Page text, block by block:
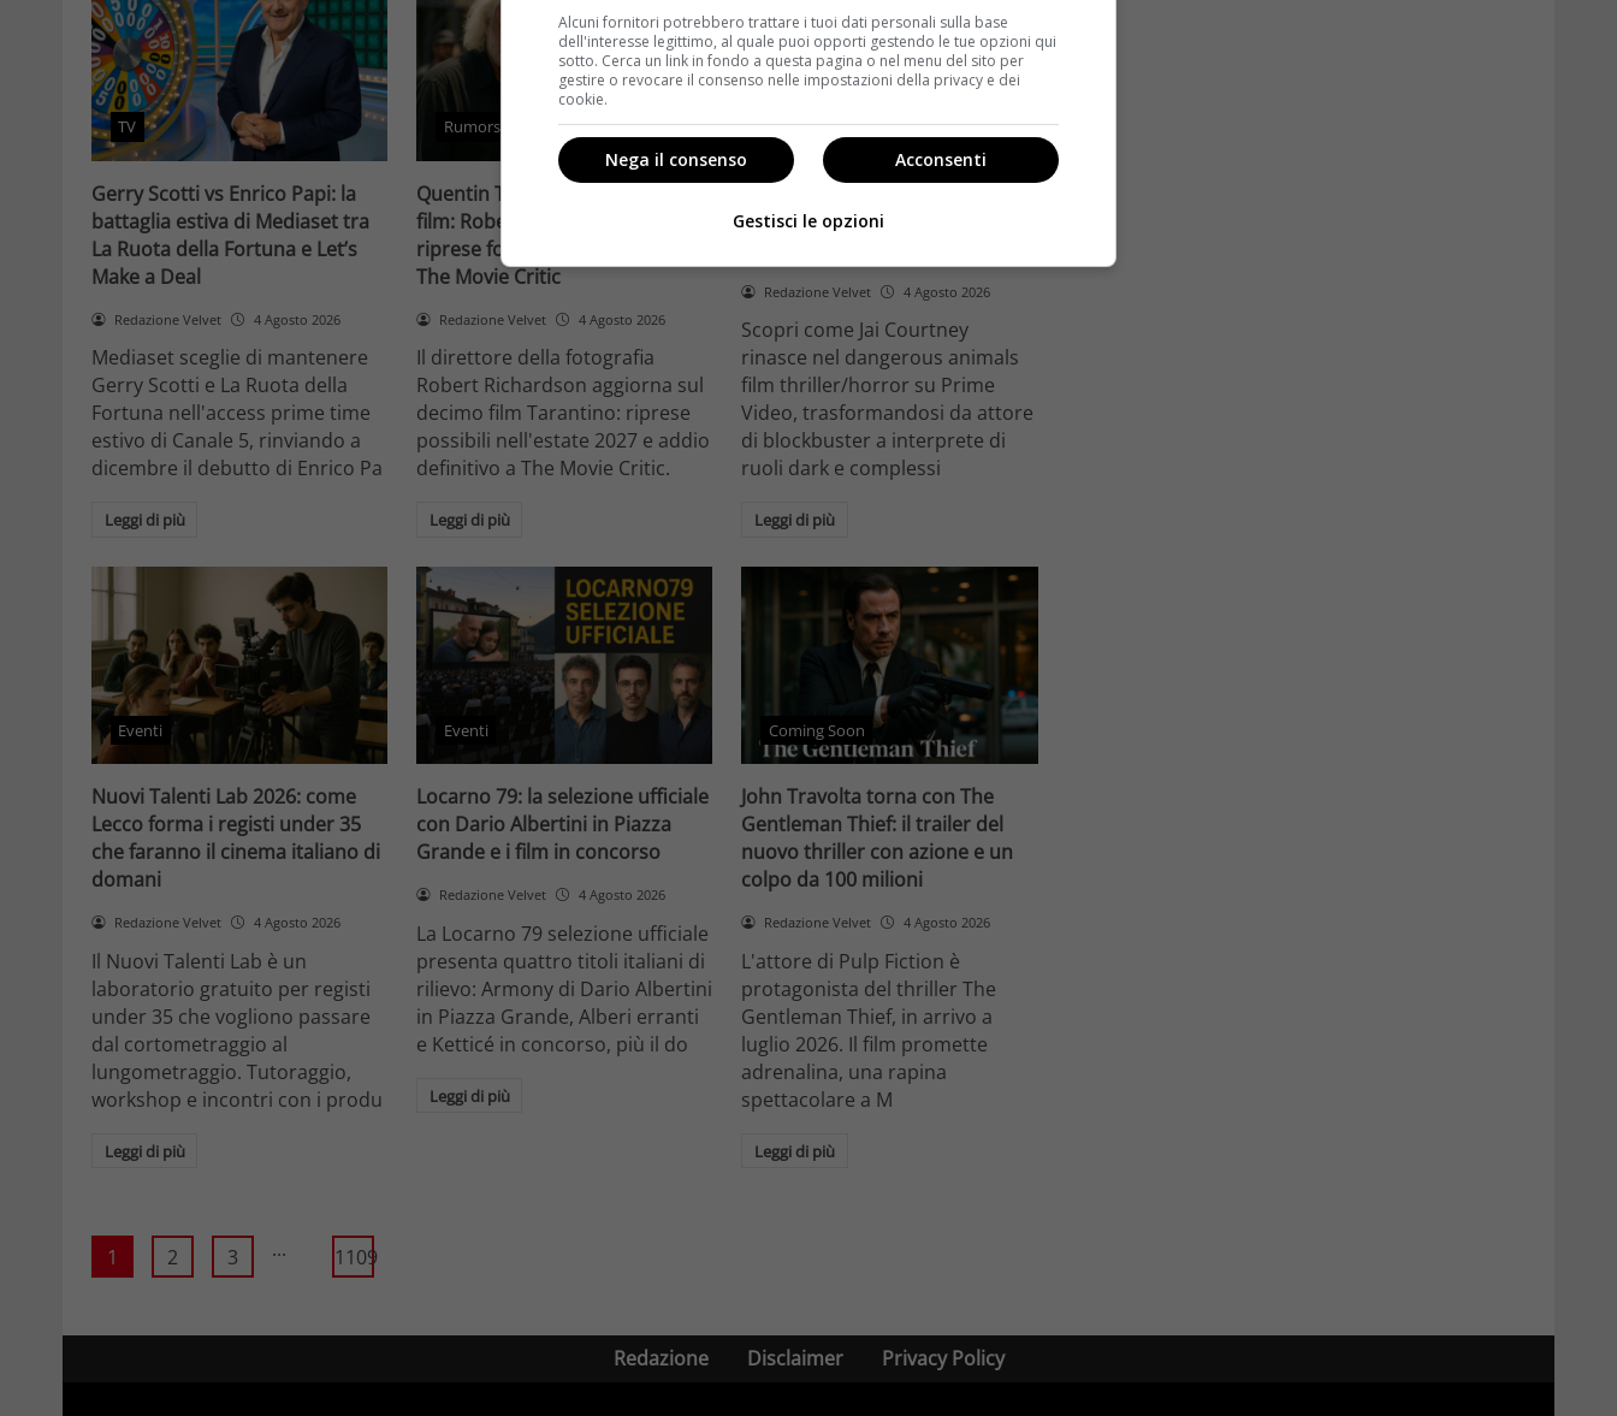
TV
Gerry Scotti vs Enrico Papi: la
battaglia estiva di Mediaset tra
La Ruota della Fortuna e Let’s
Make a Deal
Redazione Velvet 4 Agosto 2026
Mediaset sceglie di mantenere
Gerry Scotti e La Ruota della
Fortuna nell'access prime time
estivo di Canale 5, rinviando a
dicembre il debutto di Enrico Pa
Leggi di più
Rumors
Quentin Tarantino e il decimo
film: Robert Richardson rivela
riprese forse nel 2027 e l’addio a
The Movie Critic
Redazione Velvet 4 Agosto 2026
Il direttore della fotografia
Robert Richardson aggiorna sul
decimo film Tarantino: riprese
possibili nell'estate 2027 e addio
definitivo a The Movie Critic.
Leggi di più
Anteprime
Dangerous Animals su Prime
Redazione Velvet 4 Agosto 2026
Scopri come Jai Courtney
rinasce nel dangerous animals
film thriller/horror su Prime
Video, trasformandosi da attore
di blockbuster a interprete di
ruoli dark e complessi
Leggi di più
Eventi
Nuovi Talenti Lab 2026: come
Lecco forma i registi under 35
che faranno il cinema italiano di
domani
Redazione Velvet 4 Agosto 2026
Il Nuovi Talenti Lab è un
laboratorio gratuito per registi
under 35 che vogliono passare
dal cortometraggio al
lungometraggio. Tutoraggio,
workshop e incontri con i produ
Leggi di più
Eventi
Locarno 79: la selezione ufficiale
con Dario Albertini in Piazza
Grande e i film in concorso
Redazione Velvet 4 Agosto 2026
La Locarno 79 selezione ufficiale
presenta quattro titoli italiani di
rilievo: Armony di Dario Albertini
in Piazza Grande, Alberi erranti
e Ketticé in concorso, più il do
Leggi di più
Coming Soon
John Travolta torna con The
Gentleman Thief: il trailer del
nuovo thriller con azione e un
colpo da 100 milioni
Redazione Velvet 4 Agosto 2026
L'attore di Pulp Fiction è
protagonista del thriller The
Gentleman Thief, in arrivo a
luglio 2026. Il film promette
adrenalina, una rapina
spettacolare a M
Leggi di più
1 2 3 ... 1109
Redazione Disclaimer Privacy Policy
Alcuni fornitori potrebbero trattare i tuoi dati personali sulla base
dell'interesse legittimo, al quale puoi opporti gestendo le tue opzioni qui
sotto. Cerca un link in fondo a questa pagina o nel menu del sito per
gestire o revocare il consenso nelle impostazioni della privacy e dei
cookie.
Acconsenti
Nega il consenso
Gestisci le opzioni